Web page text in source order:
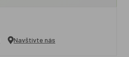
Navštivte nás